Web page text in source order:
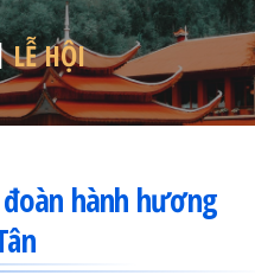
LỄ HỘI
hành hương